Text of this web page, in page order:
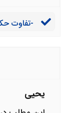
یحیی